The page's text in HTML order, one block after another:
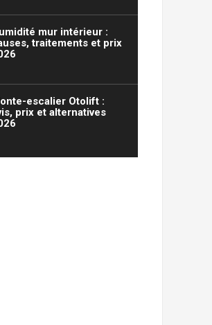
mur intérieur :
traitements et prix
escalier Otolift :
prix et alternatives